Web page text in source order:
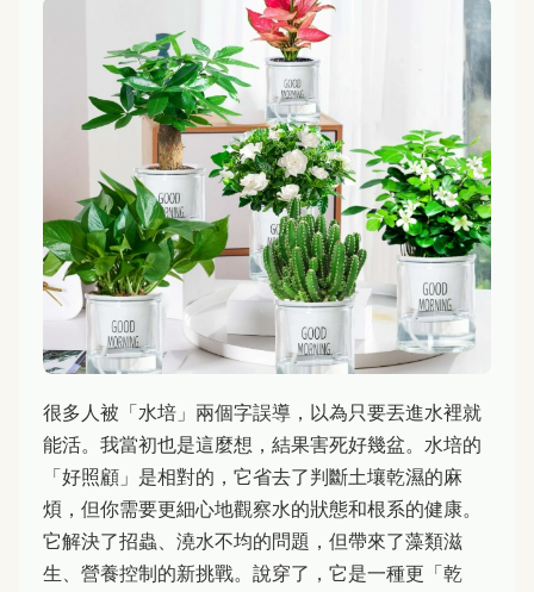
很多人被「水培」兩個字誤導，以為只要丟進水裡就
能活。我當初也是這麼想，結果害死好幾盆。水培的
「好照顧」是相對的，它省去了判斷土壤乾濕的麻
煩，但你需要更細心地觀察水的狀態和根系的健康。
它解決了招蟲、澆水不均的問題，但帶來了藻類滋
生、營養控制的新挑戰。說穿了，它是一種更「乾